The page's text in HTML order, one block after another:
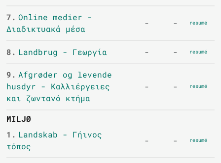
7. Online medier -
Διαδικτυακά μέσα
- - resumé
8. Landbrug - Γεωργία - - resumé
9. Afgrøder og levende
husdyr - Καλλιέργειες
και ζωντανό κτήμα
- - resumé
MILJØ
1. Landskab - Γήινος
τόπος
- - resumé